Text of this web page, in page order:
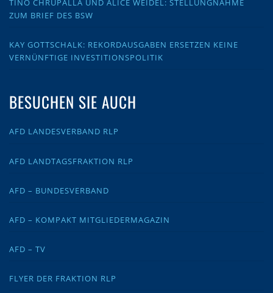
TINO CHRUPALLA UND ALICE WEIDEL: STELLUNGNAHME
ZUM BRIEF DES BSW
KAY GOTTSCHALK: REKORDAUSGABEN ERSETZEN KEINE
VERNÜNFTIGE INVESTITIONSPOLITIK
BESUCHEN SIE AUCH
AFD LANDESVERBAND RLP
AFD LANDTAGSFRAKTION RLP
AFD – BUNDESVERBAND
AFD – KOMPAKT MITGLIEDERMAGAZIN
AFD – TV
FLYER DER FRAKTION RLP